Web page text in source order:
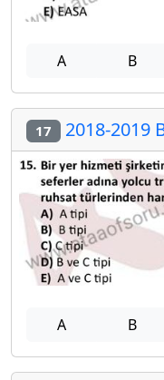
A B
17 2018-2019
A B